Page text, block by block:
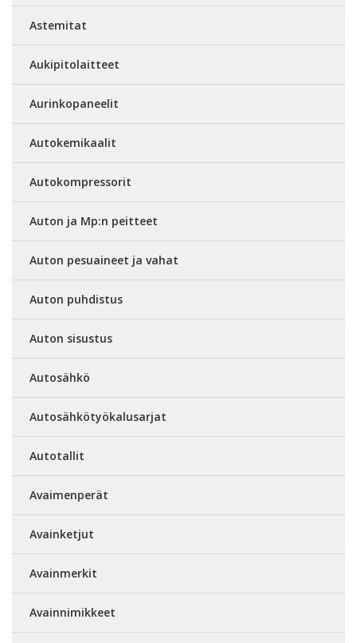
Astemitat
Aukipitolaitteet
Aurinkopaneelit
Autokemikaalit
Autokompressorit
Auton ja Mp:n peitteet
Auton pesuaineet ja vahat
Auton puhdistus
Auton sisustus
Autosähkö
Autosähkötyökalusarjat
Autotallit
Avaimenperät
Avainketjut
Avainmerkit
Avainnimikkeet